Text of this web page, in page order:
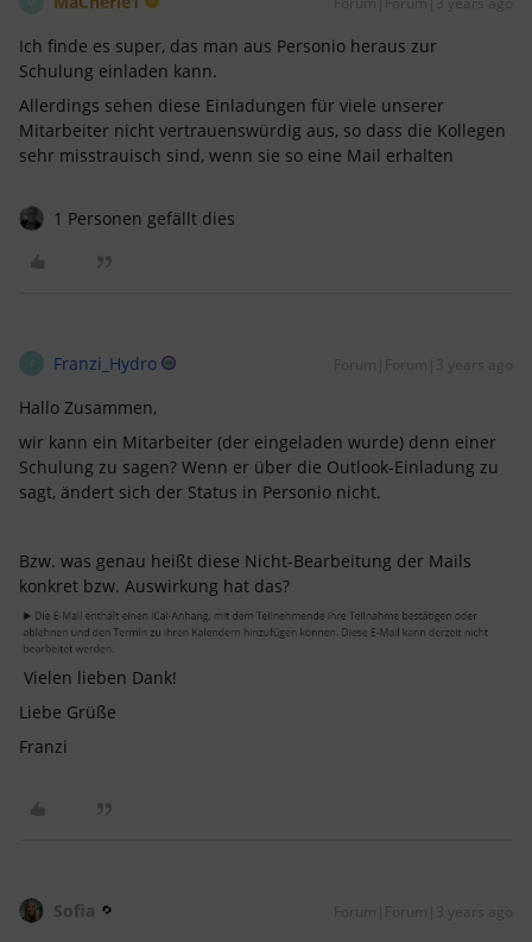
Ich finde es super, das man aus Personio heraus zur
Schulung einladen kann.
Allerdings sehen diese Einladungen für viele unserer
Mitarbeiter nicht vertrauenswürdig aus, so dass die Kollegen
sehr misstrauisch sind, wenn sie so eine Mail erhalten
1 Personen gefällt dies
Franzi_Hydro Forum|Forum|3 years ago
Hallo Zusammen,
wir kann ein Mitarbeiter (der eingeladen wurde) denn einer
Schulung zu sagen? Wenn er über die Outlook-Einladung zu
sagt, ändert sich der Status in Personio nicht.
Bzw. was genau heißt diese Nicht-Bearbeitung der Mails
konkret bzw. Auswirkung hat das?
Vielen lieben Dank!
Liebe Grüße
Franzi
Sofia Forum|Forum|3 years ago